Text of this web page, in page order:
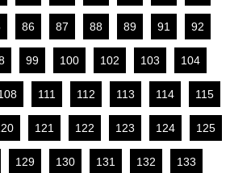
86 87 88 89 91 92
99 100 102 103 104
111 112 113 114 115
121 122 123 124 125
129 130 131 132 133